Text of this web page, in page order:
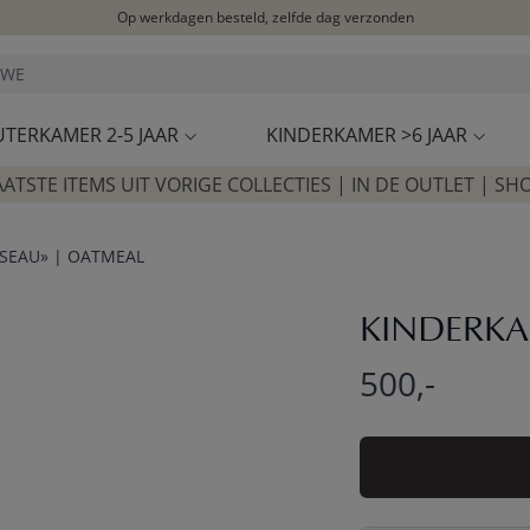
Op werkdagen besteld, zelfde dag verzonden
Klantbeoordelingen
4,27/5
2-5 JAAR KINDERKAMER >6 JAAR
ITEMS UIT VORIGE COLLECTIES | IN DE OUTLET |
| OATMEAL
500,-